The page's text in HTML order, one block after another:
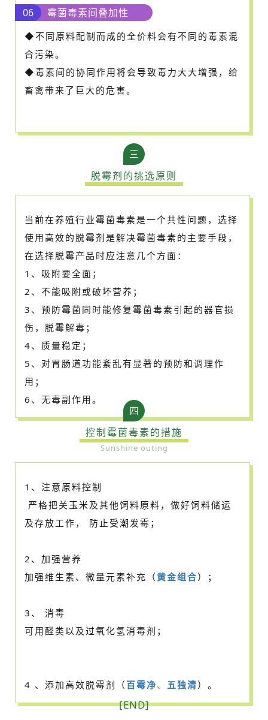
06 霉菌毒素间叠加性
◆不同原料配制而成的全价料会有不同的毒素混
合污染。
◆毒素间的协同作用将会导致毒力大大增强，给
畜禽带来了巨大的危害。
三
脱霉剂的挑选原则
当前在养殖行业霉菌毒素是一个共性问题，选择
使用高效的脱霉剂是解决霉菌毒素的主要手段，
在选择脱霉产品时应注意几个方面：
1、吸附要全面；
2、不能吸附或破坏营养；
3、预防霉菌同时能修复霉菌毒素引起的器官损
伤，脱霉解毒；
4、质量稳定；
5、对胃肠道功能紊乱有显著的预防和调理作
用；
6、无毒副作用。
四
控制霉菌毒素的措施
Sunshine outing
1、注意原料控制
严格把关玉米及其他饲料原料，做好饲料储运
及存放工作， 防止受潮发霉；
2、加强营养
加强维生素、微量元素补充（黄金组合）；
3、 消毒
可用醛类以及过氧化氢消毒剂；
4 、添加高效脱霉剂（ 百霉净、 五独清）。
[END]